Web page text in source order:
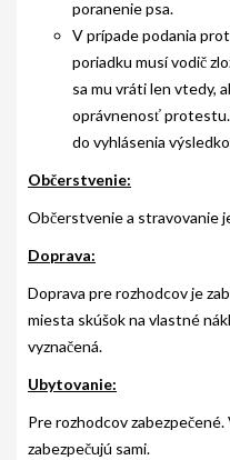
poranenie psa.
V prípade podania
poriadku musí vodič
sa mu vráti len vtedy,
oprávnenosť
do vyhlásenia
Občerstvenie:
Občerstvenie a stravovanie
Doprava:
Doprava pre rozhodcov je
miesta skúšok na vlastné
vyznačená.
Ubytovanie:
Pre rozhodcov
zabezpečujú sami.